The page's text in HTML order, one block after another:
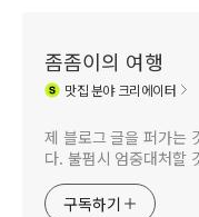
좀좀이의 여행
맛집분야 크리에이터
제 블로그 글을 퍼가는
다. 불펌시 엄중대처할
구독하기